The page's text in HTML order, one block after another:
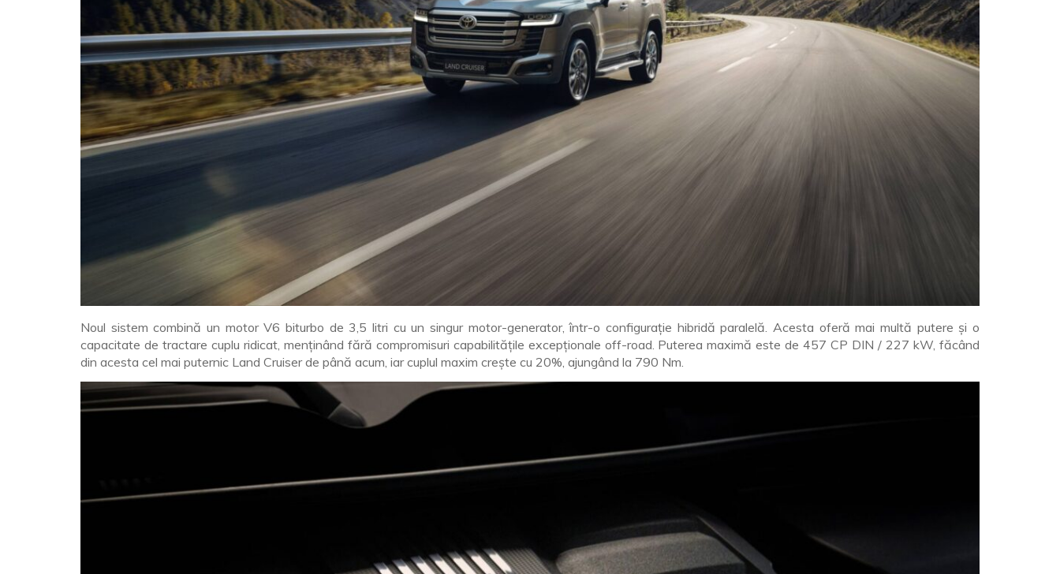
Noul sistem combină un motor V6 biturbo de 3,5 litri cu un singur motor-generator, într-o configurație hibridă paralelă. Acesta oferă mai multă putere și o
capacitate de tractare cuplu ridicat, menținând fără compromisuri capabilitățile excepționale off-road. Puterea maximă este de 457 CP DIN / 227 kW, făcând
din acesta cel mai puternic Land Cruiser de până acum, iar cuplul maxim crește cu 20%, ajungând la 790 Nm.